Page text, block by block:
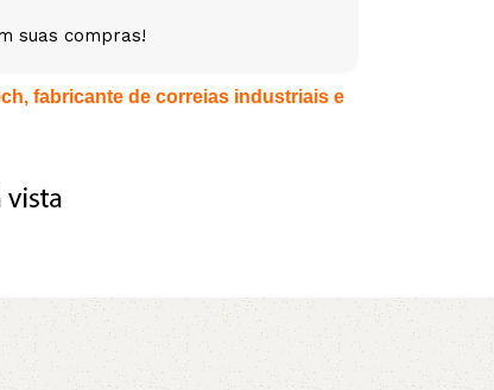
BX
XPZ ZX
suas compras!
fabricante de correias industriais e